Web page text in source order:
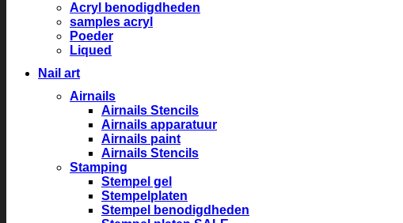
Acryl benodigdheden
samples acryl
Poeder
Liqued
Nail art
Airnails
Airnails Stencils
Airnails apparatuur
Airnails paint
Airnails Stencils
Stamping
Stempel gel
Stempelplaten
Stempel benodigdheden